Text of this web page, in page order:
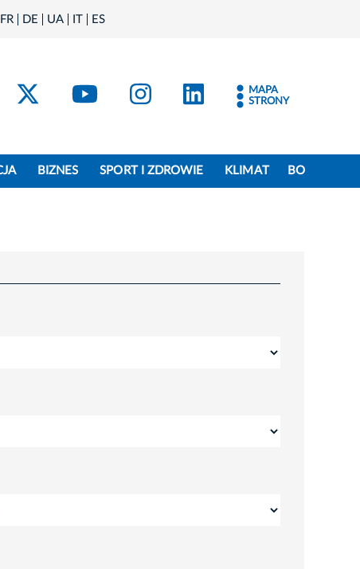
FR DE UA IT ES
Kraków - X
Kraków - YouTube
Kraków - Instagram
Kraków -
MAPA
STRONY
BIZNES SPORT I ZDROWIE KLIMAT BO